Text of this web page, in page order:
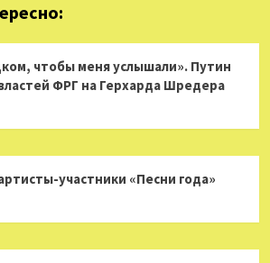
чтобы меня услышали». Путин
ФРГ на Герхарда Шредера
участники «Песни года»